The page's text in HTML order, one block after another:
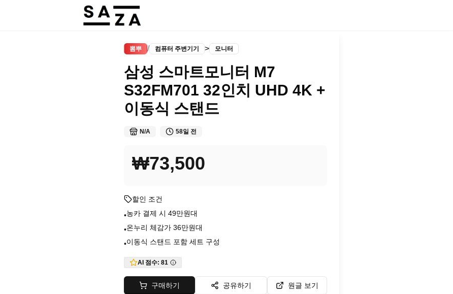
뽐뿌 / 컴퓨터 주변기기 > 모니터
삼성 스마트모니터 M7
S32FM701 32인치 UHD 4K +
이동식 스탠드
N/A 58일 전
₩73,500
할인 조건
•농카 결제 시 49만원대
•온누리 체감가 36만원대
•이동식 스탠드 포함 세트 구성
AI 점수: 81
구매하기 공유하기 원글 보기